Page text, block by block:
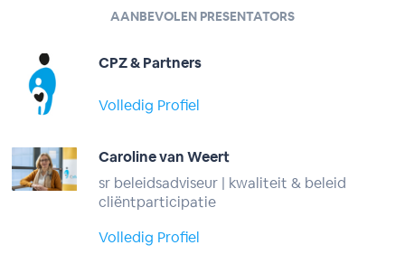
AANBEVOLEN PRESENTATORS
CPZ & Partners
Volledig Profiel
Caroline van Weert
sr beleidsadviseur | kwaliteit & beleid
cliëntparticipatie
Volledig Profiel